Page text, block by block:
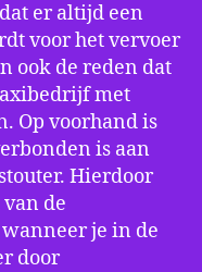
er altijd een
voor het vervoer
ook de reden dat
met
Op voorhand is
is aan
Hierdoor
de
je in de
door